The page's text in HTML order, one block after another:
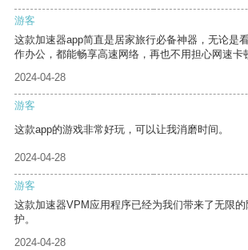
游客
这款加速器app简直是居家旅行必备神器，无论是
作办公，都能畅享高速网络，再也不用担心网速卡
2024-04-28
游客
这款app的游戏非常好玩，可以让我消磨时间。
2024-04-28
游客
这款加速器VPM应用程序已经为我们带来了无限
护。
2024-04-28